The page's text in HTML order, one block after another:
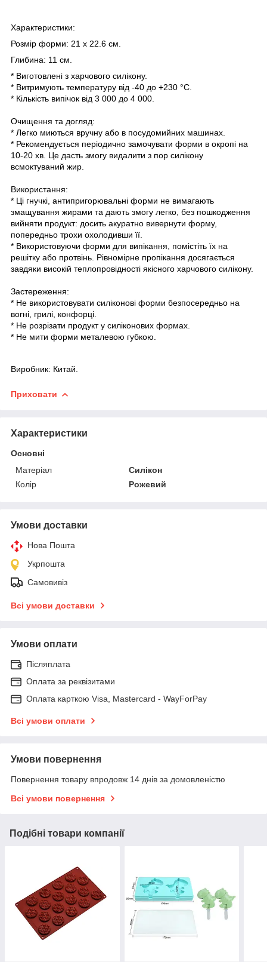
Характеристики:
Розмір форми: 21 x 22.6 см.
Глибина: 11 см.
* Виготовлені з харчового силікону.
* Витримують температуру від -40 до +230 °C.
* Кількість випічок від 3 000 до 4 000.
Очищення та догляд:
* Легко миються вручну або в посудомийних машинах.
* Рекомендується періодично замочувати форми в окропі на
10-20 хв. Це дасть змогу видалити з пор силікону
всмоктуваний жир.
Використання:
* Ці гнучкі, антипригорювальні форми не вимагають
змащування жирами та дають змогу легко, без пошкодження
вийняти продукт: досить акуратно вивернути форму,
попередньо трохи охолодивши її.
* Використовуючи форми для випікання, помістіть їх на
решітку або протвінь. Рівномірне пропікання досягається
завдяки високій теплопровідності якісного харчового силікону.
Застереження:
* Не використовувати силіконові форми безпосередньо на
вогні, грилі, конфорці.
* Не розрізати продукт у силіконових формах.
* Не мити форми металевою губкою.
Виробник: Китай.
Приховати
Характеристики
Основні
Матеріал
Силікон
Колір
Рожевий
Умови доставки
Нова Пошта
Укрпошта
Самовивіз
Всі умови доставки
Умови оплати
Післяплата
Оплата за реквізитами
Оплата карткою Visa, Mastercard - WayForPay
Всі умови оплати
Умови повернення
Повернення товару впродовж 14 днів за домовленістю
Всі умови повернення
Подібні товари компанії